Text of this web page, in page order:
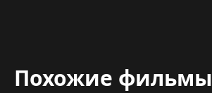
Похожие фильмы